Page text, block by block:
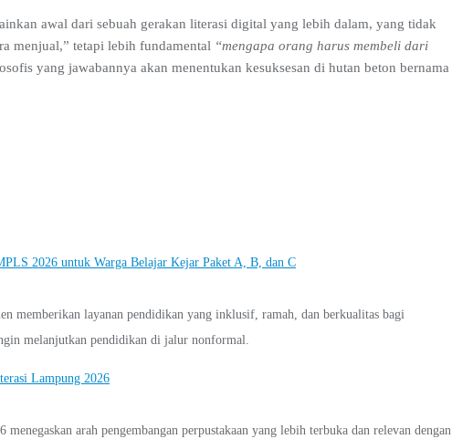
awal dari sebuah gerakan literasi digital yang lebih dalam, yang tidak
menjual,” tetapi lebih fundamental “mengapa orang harus membeli dari
yang jawabannya akan menentukan kesuksesan di hutan beton bernama
2026 untuk Warga Belajar Kejar Paket A, B, dan C
memberikan layanan pendidikan yang inklusif, ramah, dan berkualitas bagi
melanjutkan pendidikan di jalur nonformal.
Lampung 2026
arah pengembangan perpustakaan yang lebih terbuka dan relevan dengan